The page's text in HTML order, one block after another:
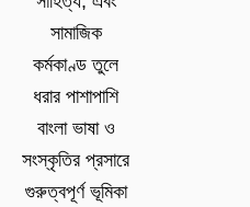
সামাজিক
কর্মকাণ্ড তুলে
ধরার পাশাপাশি
বাংলা ভাষা ও
সংস্কৃতির প্রসারে
গুরুত্বপূর্ণ ভূমিকা